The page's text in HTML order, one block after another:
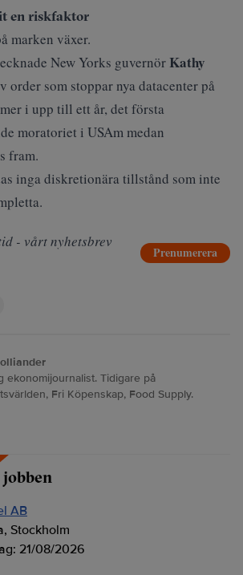
en riskfaktor
marken växer.
New Yorks guvernörKathy
order som stoppar nya datacenter på
i upp till ett år, det första
moratoriet i USAm medan
fram.
inga diskretionära tillstånd som inte
- vårt nyhetsbrev
Prenumerera
ekonomijournalist. Tidigare på
Fri Köpenskap, Food Supply.
jobben
AB
Stockholm
21/08/2026